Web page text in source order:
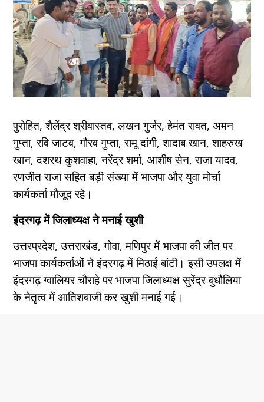
पुरोहित, शैलेंद्र श्रीवास्तव, लखन गुर्जर, हेमंत रावत, अमन
गुप्ता, रवि जाटव, गौरव गुप्ता, रामू दांगी, शादाब खान, शाहरुख
खान, दशरथ कुशवाहा, नरेंद्र शर्मा, आशीष सेन, राजा यादव,
रणजीत राजा सहित बड़ी संख्या में भाजपा और युवा मोर्चा
कार्यकर्ता मौजूद रहे।
इंदरगढ़ में जिलाध्यक्ष ने मनाई खुशी
उत्तरप्रदेश, उत्तराखंड, गोवा, मणिपुर में भाजपा की जीत पर
भाजपा कार्यकर्ताओं ने इंदरगढ़ में मिठाई बांटी। इसी उपलक्ष में
इंदरगढ़ ग्वालियर चौराहे पर भाजपा जिलाध्यक्ष सुरेंद्र बुधौलिया
के नेतृत्व में आतिशबाजी कर खुशी मनाई गई।